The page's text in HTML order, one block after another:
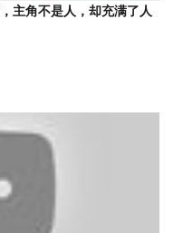
主角不是人，却充满了人